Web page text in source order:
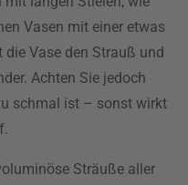
Vasen mit einer etwas
Vase den Strauß und
Achten Sie jedoch
schmal ist – sonst wirkt
Sträuße aller